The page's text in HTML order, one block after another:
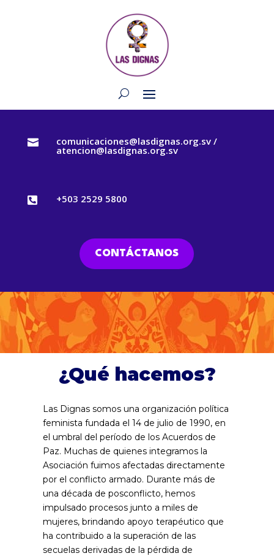
 comunicaciones@lasdignas.org.sv /
atencion@lasdignas.org.sv
 +503 2529 5800
CONTÁCTANOS
¿Qué hacemos?
Las Dignas somos una organización política
feminista fundada el 14 de julio de 1990, en
el umbral del período de los Acuerdos de
Paz. Muchas de quienes integramos la
Asociación fuimos afectadas directamente
por el conflicto armado. Durante más de
una década de posconflicto, hemos
impulsado procesos junto a miles de
mujeres, brindando apoyo terapéutico que
ha contribuido a la superación de las
secuelas derivadas de la pérdida de